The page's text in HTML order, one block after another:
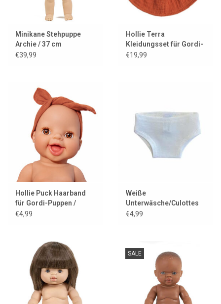
Minikane Stehpuppe
Archie / 37 cm
€39,99
Hollie Terra
Kleidungsset für Gordi-
Puppen / Oberteil mit
€19,99
Hollie Puck Haarband
für Gordi-Puppen /
Terra
€4,99
Weiße
Unterwäsche/Culottes
von Minikane für Gordi-
€4,99
SALE